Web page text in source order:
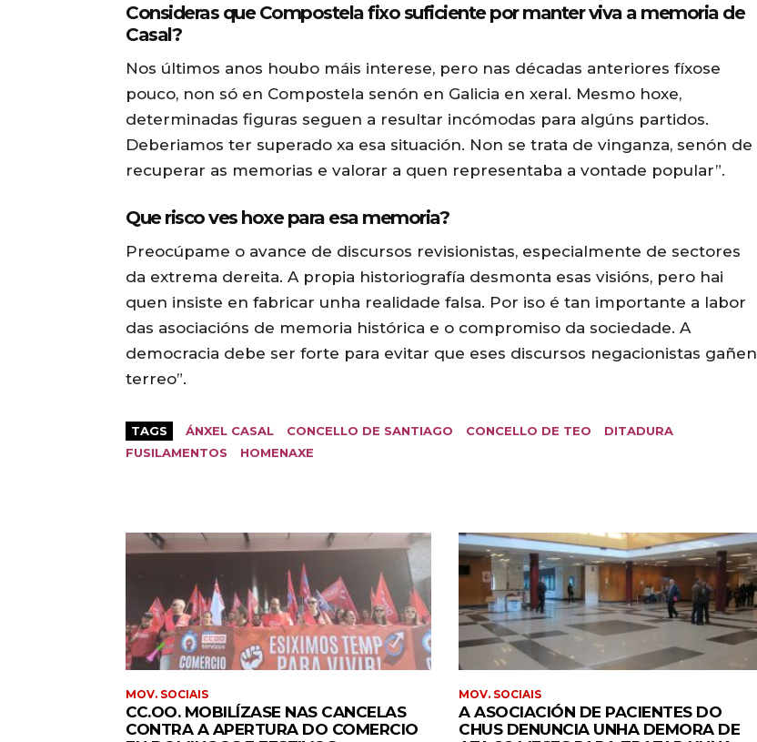
Consideras que Compostela fixo suficiente por manter viva a memoria de
Casal?
Nos últimos anos houbo máis interese, pero nas décadas anteriores fíxose
pouco, non só en Compostela senón en Galicia en xeral. Mesmo hoxe,
determinadas figuras seguen a resultar incómodas para algúns partidos.
Deberiamos ter superado xa esa situación. Non se trata de vinganza, senón de
recuperar as memorias e valorar a quen representaba a vontade popular”.
Que risco ves hoxe para esa memoria?
Preocúpame o avance de discursos revisionistas, especialmente de sectores
da extrema dereita. A propia historiografía desmonta esas visións, pero hai
quen insiste en fabricar unha realidade falsa. Por iso é tan importante a labor
das asociacións de memoria histórica e o compromiso da sociedade. A
democracia debe ser forte para evitar que eses discursos negacionistas gañen
terreo”.
TAGS ÁNXEL CASAL CONCELLO DE SANTIAGO CONCELLO DE TEO
DITADURA
FUSILAMENTOS
HOMENAXE
MOV. SOCIAIS
CC.OO. MOBILÍZASE NAS CANCELAS
CONTRA A APERTURA DO COMERCIO
MOV. SOCIAIS
A ASOCIACIÓN DE PACIENTES DO
CHUS DENUNCIA UNHA DEMORA DE